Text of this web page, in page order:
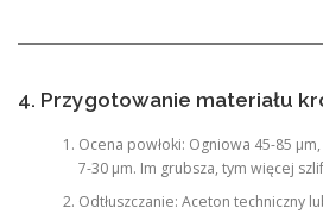
4. Przygotowanie materiału
Ocena powłoki: Ogniowa 45-85
7-30 µm. Im grubsza, tym więcej
Odtłuszczanie: Aceton techniczny